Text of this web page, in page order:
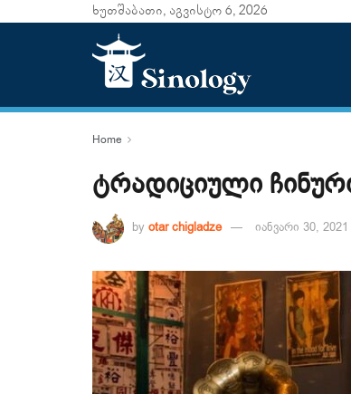
ხუთშაბათი, აგვისტო 6, 2026
Home
ტრადიციული
by otar chigladze იანვარი 30, 2021